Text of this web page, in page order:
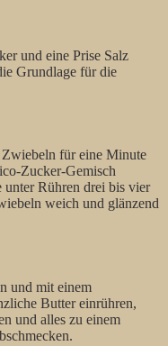
und eine Prise Salz
Grundlage für die
für eine Minute
Zucker-Gemisch
unter Rühren drei bis vier
weich und glänzend
und mit einem
Butter einrühren,
und alles zu einem